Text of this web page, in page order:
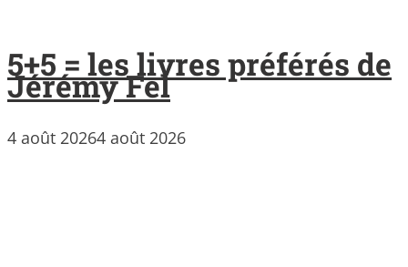
5+5 = les livres préférés de
Jérémy Fel
4 août 20264 août 2026